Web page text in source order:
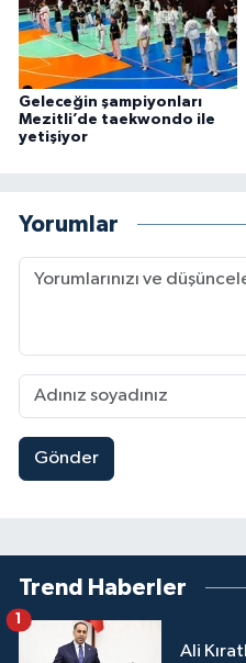
Geleceğin şampiyonları
Mezitli’de taekwondo ile
yetişiyor
Yorumlar
Gönder
Trend Haberler
Ali
1